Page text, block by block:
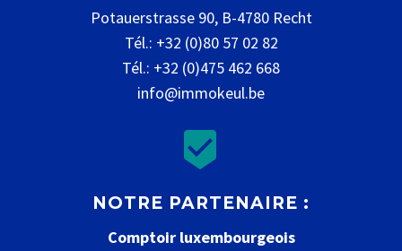
Potauerstrasse 90, B-4780 Recht
Tél.: +32 (0)80 57 02 82
Tél.: +32 (0)475 462 668
info@immokeul.be


NOTRE PARTENAIRE :
Comptoir luxembourgeois